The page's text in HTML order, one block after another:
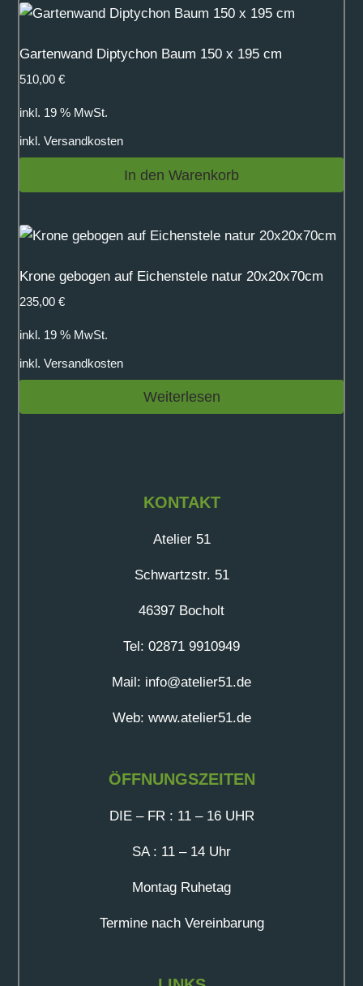
Gartenwand Diptychon Baum 150 x 195 cm
510,00 €
inkl. 19 % MwSt.
inkl. Versandkosten
In den Warenkorb
Krone gebogen auf Eichenstele natur 20x20x70cm
235,00 €
inkl. 19 % MwSt.
inkl. Versandkosten
Weiterlesen
KONTAKT
Atelier 51
Schwartzstr. 51
46397 Bocholt
Tel: 02871 9910949
Mail: info@atelier51.de
Web: www.atelier51.de
ÖFFNUNGSZEITEN
DIE – FR : 11 – 16 UHR
SA : 11 – 14 Uhr
Montag Ruhetag
Termine nach Vereinbarung